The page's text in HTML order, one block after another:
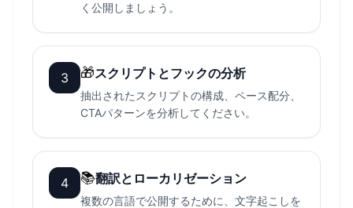
く公開しましょう。
3 🎁スクリプトとフックの分析
抽出されたスクリプトの構成、ペース配分、
CTAパターンを分析してください。
4 📚翻訳とローカリゼーション
複数の言語で公開するために、文字起こしを